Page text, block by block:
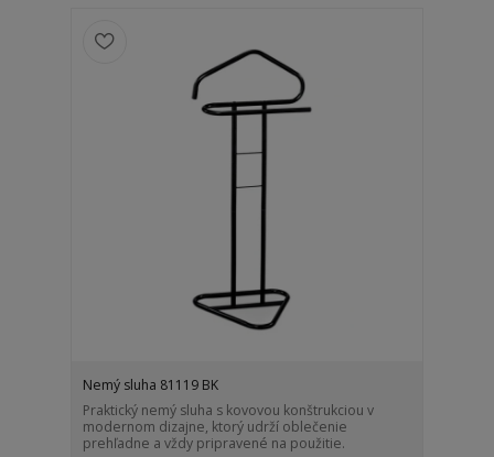
Nemý sluha 81119 BK
Praktický nemý sluha s kovovou konštrukciou v
modernom dizajne, ktorý udrží oblečenie
prehľadne a vždy pripravené na použitie.